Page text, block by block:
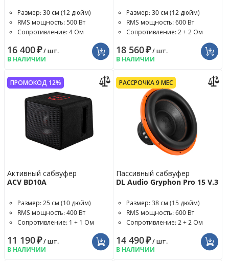
Размер: 30 см (12 дюйм)
RMS мощность: 500 Вт
Сопротивление: 4 Ом
16 400₽/ шт.
В НАЛИЧИИ
Размер: 30 см (12 дюйм)
RMS мощность: 600 Вт
Сопротивление: 2 + 2 Ом
18 560₽/ шт.
В НАЛИЧИИ
ПРОМОКОД 12%
Активный сабвуфер
ACV BD10A
Размер: 25 см (10 дюйм)
RMS мощность: 400 Вт
Сопротивление: 1 + 1 Ом
11 190₽/ шт.
В НАЛИЧИИ
РАССРОЧКА 9 МЕС
Пассивный сабвуфер
DL Audio Gryphon Pro 15 V.3
Размер: 38 см (15 дюйм)
RMS мощность: 600 Вт
Сопротивление: 2 + 2 Ом
14 490₽/ шт.
В НАЛИЧИИ